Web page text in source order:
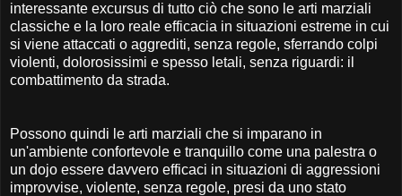
interessante excursus di tutto ciò che sono le arti marziali
classiche e la loro reale efficacia in situazioni estreme in cui
si viene attaccati o aggrediti, senza regole, sferrando colpi
violenti, dolorosissimi e spesso letali, senza riguardi: il
combattimento da strada.
Possono quindi le arti marziali che si imparano in
un'ambiente confortevole e tranquillo come una palestra o
un dojo essere davvero efficaci in situazioni di aggressioni
improvvise, violente, senza regole, presi da uno stato